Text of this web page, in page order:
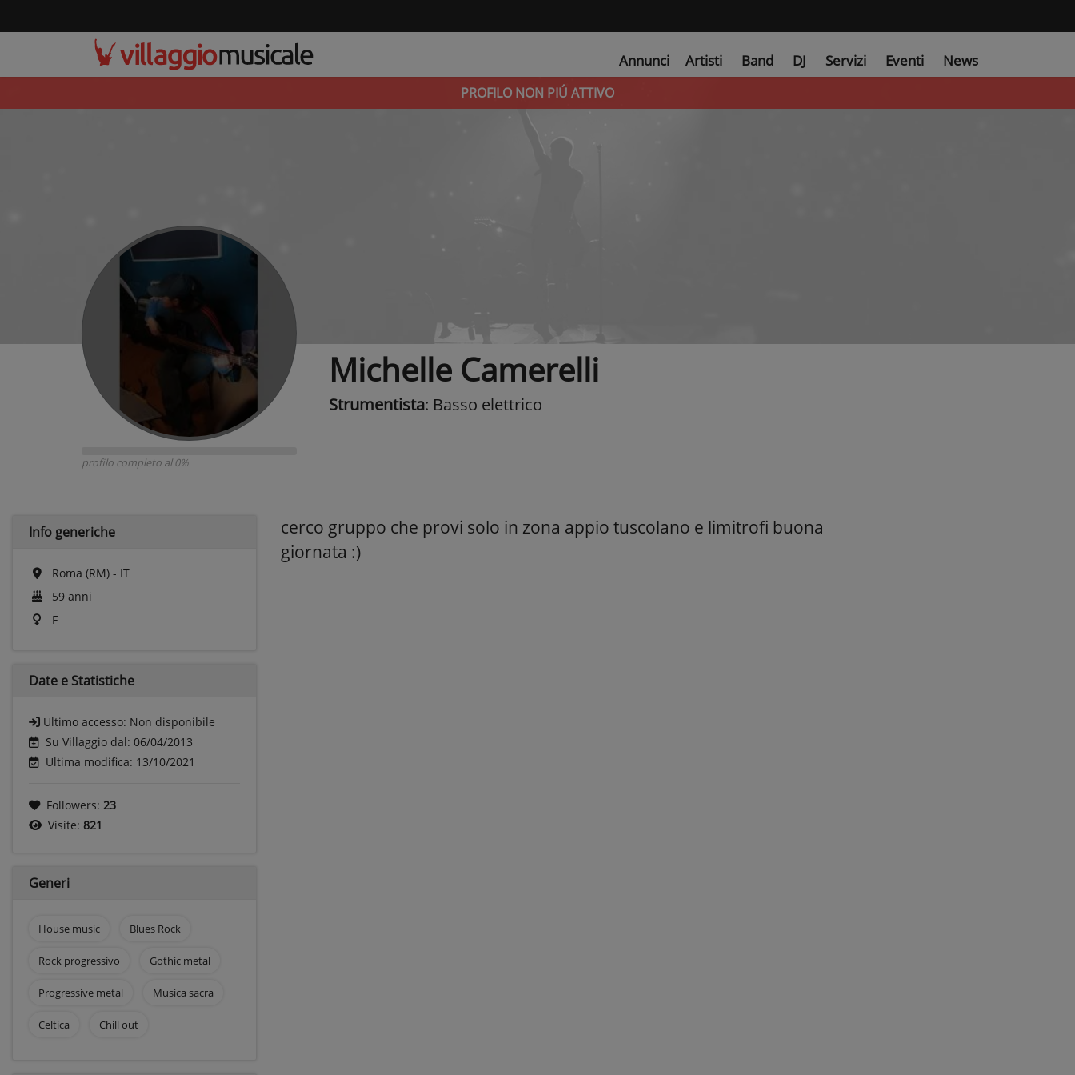
Annunci Artisti Band DJ Servizi Eventi News
PROFILO NON PIÚ ATTIVO
profilo completo al 0%
Michelle Camerelli
Strumentista: Basso elettrico
Info generiche
Roma (RM) - IT
59 anni
F
Date e Statistiche
Ultimo accesso: Non disponibile
Su Villaggio dal: 06/04/2013
Ultima modifica: 13/10/2021
Followers: 23
Visite: 821
Generi
House music Blues Rock
Rock progressivo Gothic metal
Progressive metal Musica sacra
Celtica Chill out
cerco gruppo che provi solo in zona appio tuscolano e limitrofi buona
giornata :)